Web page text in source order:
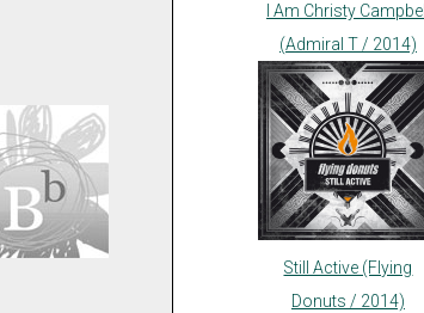
I Am Christy Campbell
(Admiral T / 2014)
Still Active (Flying
Donuts / 2014)